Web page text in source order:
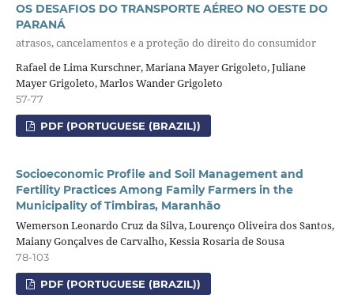
OS DESAFIOS DO TRANSPORTE AÉREO NO OESTE DO
PARANÁ
atrasos, cancelamentos e a proteção do direito do consumidor
Rafael de Lima Kurschner, Mariana Mayer Grigoleto, Juliane
Mayer Grigoleto, Marlos Wander Grigoleto
57-77
PDF (PORTUGUESE (BRAZIL))
Socioeconomic Profile and Soil Management and
Fertility Practices Among Family Farmers in the
Municipality of Timbiras, Maranhão
Wemerson Leonardo Cruz da Silva, Lourenço Oliveira dos Santos,
Maiany Gonçalves de Carvalho, Kessia Rosaria de Sousa
78-103
PDF (PORTUGUESE (BRAZIL))